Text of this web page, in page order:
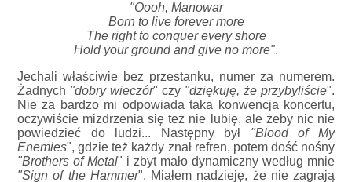
"Oooh, Manowar
Born to live forever more
The right to conquer every shore
Hold your ground and give no more".
Jechali właściwie bez przestanku, numer za numerem.
Żadnych "dobry wieczór" czy "dziękuję, że przybyliście".
Nie za bardzo mi odpowiada taka konwencja koncertu,
oczywiście mizdrzenia się też nie lubię, ale żeby nic nie
powiedzieć do ludzi... Następny był "Blood of My
Enemies", gdzie też każdy znał refren, potem dość nośny
"Brothers of Metal" i zbyt mało dynamiczny według mnie
"Sign of the Hammer". Miałem nadzieję, że nie zagrają